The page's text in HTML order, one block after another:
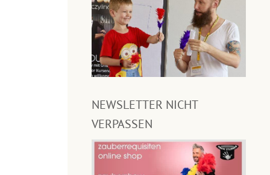
NEWSLETTER NICHT
VERPASSEN